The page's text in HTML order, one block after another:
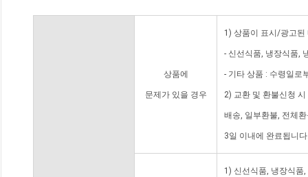
상품에
문제가 있을 경우
1) 상품이 표시/광고된
- 신선식품, 냉장식품,
- 기타 상품 : 수령일로
2) 교환 및 환불신청
배송, 일부환불, 전체
3일 이내에 완료됩니
1) 신선식품, 냉장식품